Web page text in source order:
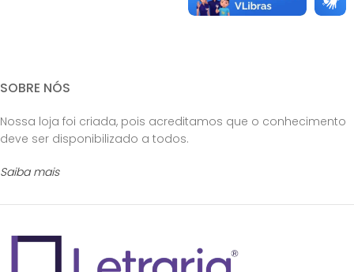
SOBRE NÓS
Nossa loja foi criada, pois acreditamos que o conhecimento
deve ser disponibilizado a todos.
Saiba mais